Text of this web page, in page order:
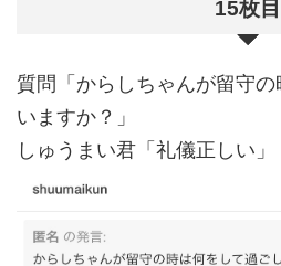
15枚目
質問「からしちゃんが留守
いますか？」
しゅうまい君「礼儀正しい」